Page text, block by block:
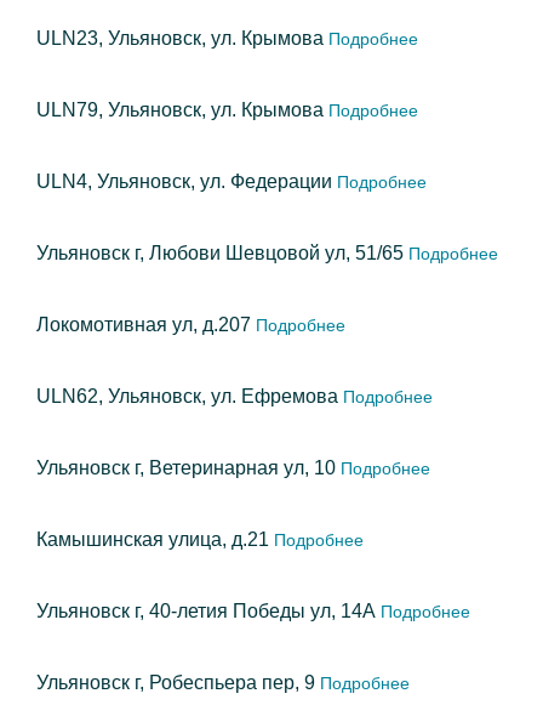
ULN23, Ульяновск, ул. Крымова Подробнее
ULN79, Ульяновск, ул. Крымова Подробнее
ULN4, Ульяновск, ул. Федерации Подробнее
Ульяновск г, Любови Шевцовой ул, 51/65 Подробнее
Локомотивная ул, д.207 Подробнее
ULN62, Ульяновск, ул. Ефремова Подробнее
Ульяновск г, Ветеринарная ул, 10 Подробнее
Камышинская улица, д.21 Подробнее
Ульяновск г, 40-летия Победы ул, 14А Подробнее
Ульяновск г, Робеспьера пер, 9 Подробнее